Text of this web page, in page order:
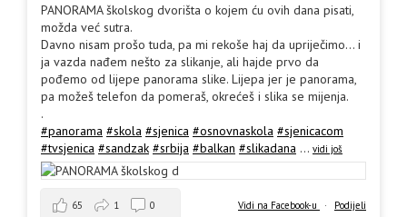
PANORAMA školskog dvorišta o kojem ću ovih dana pisati,
možda već sutra.
Davno nisam prošo tuda, pa mi rekoše haj da upriječimo... i
ja vazda nađem nešto za slikanje, ali hajde prvo da
pođemo od lijepe panorama slike. Lijepa jer je panorama,
pa možeš telefon da pomeraš, okrećeš i slika se mijenja.
.
#panorama #skola #sjenica #osnovnaskola #sjenicacom
#tvsjenica #sandzak #srbija #balkan #slikadana ... vidi još
Vidi na Facebook-u · Podijeli
65 1 0